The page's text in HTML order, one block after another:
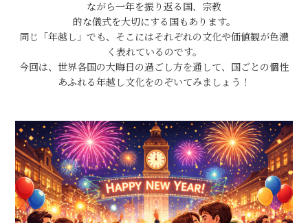
ながら一年を振り返る国、宗教
的な儀式を大切にする国もあります。
同じ「年越し」でも、そこにはそれぞれの文化や価値観が色濃
く表れているのです。
今回は、世界各国の大晦日の過ごし方を通して、国ごとの個性
あふれる年越し文化をのぞいてみましょう！